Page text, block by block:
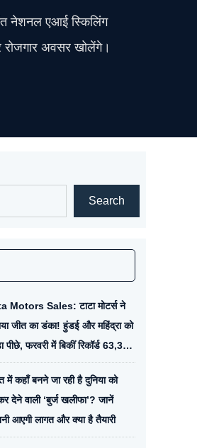
नेशनल एआई स्किलिंग
रोजगार अवसर खोलेंगे।
Search
Motors Sales: टाटा मोटर्स ने
जीत का डंका! हुंडई और महिंद्रा को
पीछे, फरवरी में बिकीं रिकॉर्ड 63,331
में कहाँ बनने जा रही है दुनिया को
देने वाली ‘बुर्ज खलीफा’? जानें
आएगी लागत और क्या है तैयारी